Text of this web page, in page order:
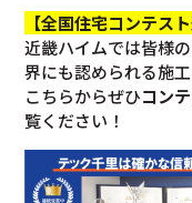
【全国住宅コンテス
近畿ハイムでは皆様
界にも認められる施
こちらからぜひコン
覧ください！